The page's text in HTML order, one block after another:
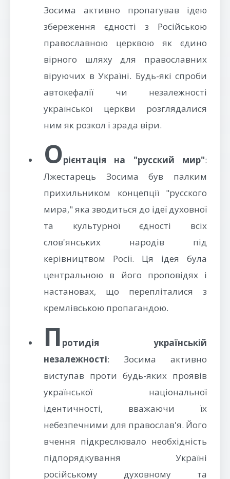
Зосима активно пропагував ідею
збереження єдності з Російською
православною церквою як єдино
вірного шляху для православних
віруючих в Україні. Будь-які спроби
автокефалії чи незалежності
української церкви розглядалися
ним як розкол і зрада віри.
Орієнтація на "русский мир":
Лжестарець Зосима був палким
прихильником концепції "русского
мира," яка зводиться до ідеї духовної
та культурної єдності всіх
слов'янських народів під
керівництвом Росії. Ця ідея була
центральною в його проповідях і
настановах, що перепліталися з
кремлівською пропагандою.
П ротидія українській
незалежності: Зосима активно
виступав проти будь-яких проявів
української національної
ідентичності, вважаючи їх
небезпечними для православ'я. Його
вчення підкреслювало необхідність
підпорядкування Україні
російському духовному та